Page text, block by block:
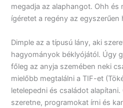
megadja az alaphangot. Ohh
ígéretet a regény az egyszerűen
Dimple az a típusú lány, aki
hagyományok béklyójától. Úgy
főleg az anyja szemében neki
mielőbb megtalálni a TIF-et
letelepedni és családot
szeretne, programokat írni és